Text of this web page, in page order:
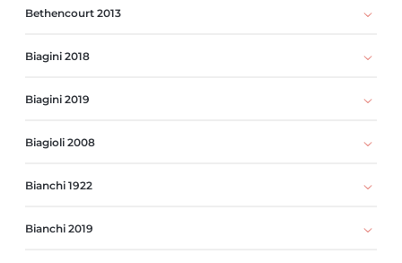
Bethencourt 2013
Biagini 2018
Biagini 2019
Biagioli 2008
Bianchi 1922
Bianchi 2019